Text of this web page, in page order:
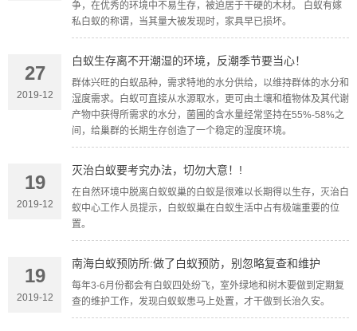
争，在优秀的环境中不易生存，被迫居于干硬的木材。 白蚁有嫁
私白蚁的称谓，当其量大被发现时，家具早已损坏。
27
2019-12
白蚁生存离不开潮湿的环境，反潮季节要当心！
群体兴旺的白蚁品种，需求特地的水分供给，以维持群体的水分和
湿度需求。白蚁可直接从水源取水，更可由土壤和植物体及其代谢
产物中获得所需求的水分，菌圃的含水量经常坚持在55%-58%之
间，给巢群的长期生存创造了一个稳定的湿度环境。
19
2019-12
灭治白蚁要考究办法，切勿大意！!
在自然环境中脱离白蚁蚁巢的白蚁是很难以长期得以生存，灭治白
蚁中心工作人员提示，白蚁蚁巢在白蚁生活中占有极端重要的位
置。
19
2019-12
南海白蚁预防所:做了白蚁预防，别忽略复查和维护
每年3-6月份都会有白蚁四处纷飞，室外绿地和树木要做到定期复
查的维护工作，发现白蚁蚁患马上处置，才干做到长治久安。